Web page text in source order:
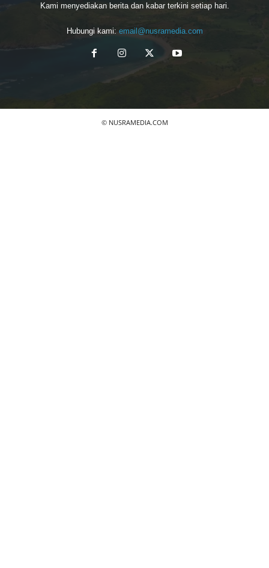
Kami menyediakan berita dan kabar terkini setiap hari.
Hubungi kami: email@nusramedia.com
© NUSRAMEDIA.COM